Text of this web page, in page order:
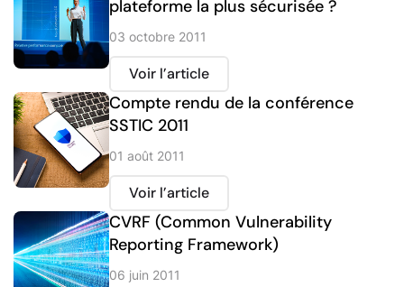
plateforme la plus sécurisée ?
03 octobre 2011
Voir l’article
Compte rendu de la conférence
SSTIC 2011
01 août 2011
Voir l’article
CVRF (Common Vulnerability
Reporting Framework)
06 juin 2011